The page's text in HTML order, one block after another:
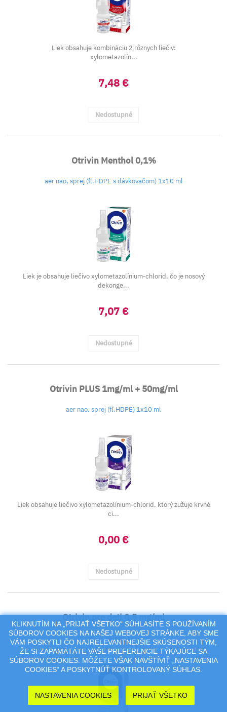
Liek obsahuje kombináciu 2 rôznych liečiv:
xylometazolín...
7,48 €
Nedostupné
Otrivin Menthol 0,1%
aer nao, sprej (fľ.HDPE s dávkovačom) 1x10 ml
Liek je obsahuje liečivo xylometazolínium-chlorid, čo je nosový
dekonge...
7,07 €
Nedostupné
Otrivin PLUS 1mg/ml + 50mg/ml
aer nao, sprej (fľ.HDPE) 1x10 ml
Liek obsahuje liečivo xylometazolínium-chlorid, ktorý zužuje krvné
ci...
0,00 €
Nedostupné
Otrivin pre deti 0,5 mg/ml
int nao (fľ.HDPE) 1x10 ml
KLIKNUTÍM NA „PRIJAŤ VŠETKO“ SÚHLASÍTE S POUŽÍVANÍM
SÚBOROV COOKIES NA NAŠEJ WEBOVEJ STRÁNKE, ABY SME
VÁM POSKYTLI ČO NAJRELEVANTNEJŠIE SKÚSENOSTI TÝM,
ŽE SI ZAPAMÄTÁTE VAŠE PREFERENCIE TÝKAJÚCE SA
SÚBOROV COOKIES. MÔŽETE VŠAK NAVŠTÍVIŤ „NASTAVENIA
COOKIES“ A POSKYTNÚŤ KONTROLOVANÝ SÚHLAS.
NASTAVENIA COOKIES PRIJAŤ VŠETKO